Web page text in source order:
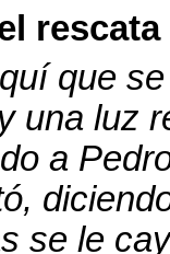
que
una luz
a
se le